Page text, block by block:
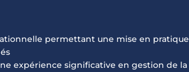
permettant une mise en pratique
expérience significative en gestion de la